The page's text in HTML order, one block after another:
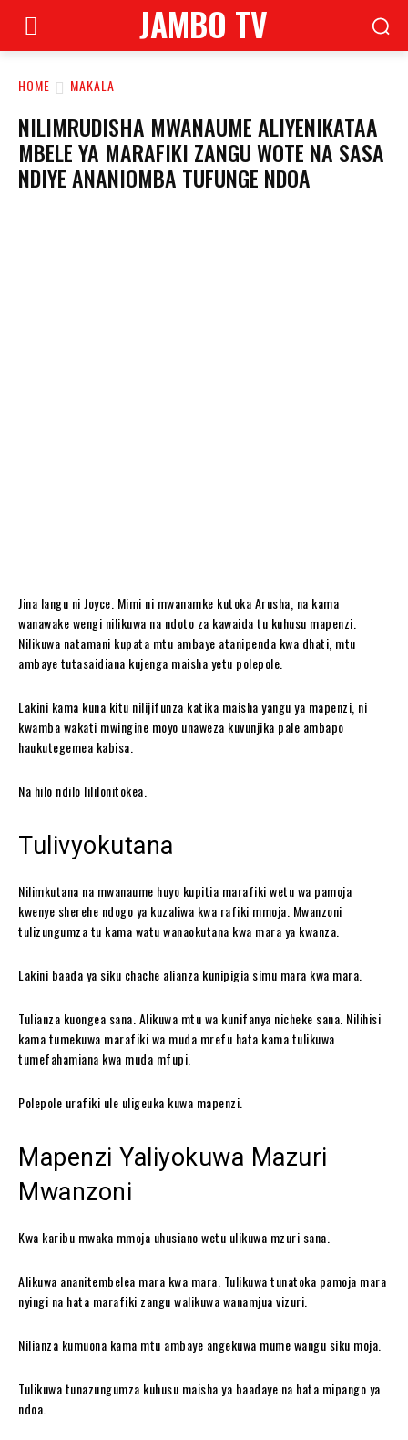
JAMBO TV
HOME MAKALA
NILIMRUDISHA MWANAUME ALIYENIKATAA
MBELE YA MARAFIKI ZANGU WOTE NA SASA
NDIYE ANANIOMBA TUFUNGE NDOA
Jina langu ni Joyce. Mimi ni mwanamke kutoka Arusha, na kama
wanawake wengi nilikuwa na ndoto za kawaida tu kuhusu mapenzi.
Nilikuwa natamani kupata mtu ambaye atanipenda kwa dhati, mtu
ambaye tutasaidiana kujenga maisha yetu polepole.
Lakini kama kuna kitu nilijifunza katika maisha yangu ya mapenzi, ni
kwamba wakati mwingine moyo unaweza kuvunjika pale ambapo
haukutegemea kabisa.
Na hilo ndilo lililonitokea.
Tulivyokutana
Nilimkutana na mwanaume huyo kupitia marafiki wetu wa pamoja
kwenye sherehe ndogo ya kuzaliwa kwa rafiki mmoja. Mwanzoni
tulizungumza tu kama watu wanaokutana kwa mara ya kwanza.
Lakini baada ya siku chache alianza kunipigia simu mara kwa mara.
Tulianza kuongea sana. Alikuwa mtu wa kunifanya nicheke sana. Nilihisi
kama tumekuwa marafiki wa muda mrefu hata kama tulikuwa
tumefahamiana kwa muda mfupi.
Polepole urafiki ule uligeuka kuwa mapenzi.
Mapenzi Yaliyokuwa Mazuri
Mwanzoni
Kwa karibu mwaka mmoja uhusiano wetu ulikuwa mzuri sana.
Alikuwa ananitembelea mara kwa mara. Tulikuwa tunatoka pamoja mara
nyingi na hata marafiki zangu walikuwa wanamjua vizuri.
Nilianza kumuona kama mtu ambaye angekuwa mume wangu siku moja.
Tulikuwa tunazungumza kuhusu maisha ya baadaye na hata mipango ya
ndoa.